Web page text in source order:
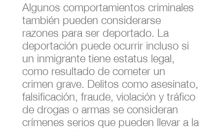
Algunos comportamientos criminales
también pueden considerarse
razones para ser deportado. La
deportación puede ocurrir incluso si
un inmigrante tiene estatus legal,
como resultado de cometer un
crimen grave. Delitos como asesinato,
falsificación, fraude, violación y tráfico
de drogas o armas se consideran
crímenes serios que pueden llevar a la